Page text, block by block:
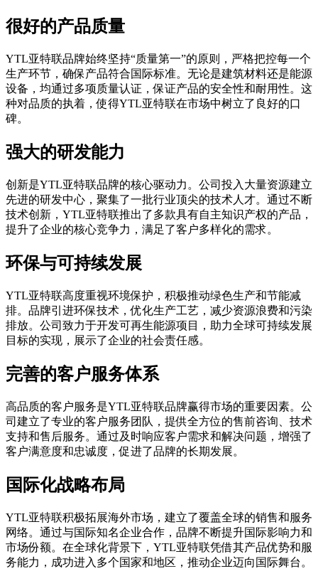
很好的产品质量
YTL亚特联品牌始终坚持“质量第一”的原则，严格把控每一个
生产环节，确保产品符合国际标准。无论是建筑材料还是能源
设备，均通过多项质量认证，保证产品的安全性和耐用性。这
种对品质的执着，使得YTL亚特联在市场中树立了良好的口
碑。
强大的研发能力
创新是YTL亚特联品牌的核心驱动力。公司投入大量资源建立
先进的研发中心，聚集了一批行业顶尖的技术人才。通过不断
技术创新，YTL亚特联推出了多款具有自主知识产权的产品，
提升了企业的核心竞争力，满足了客户多样化的需求。
环保与可持续发展
YTL亚特联高度重视环境保护，积极推动绿色生产和节能减
排。品牌引进环保技术，优化生产工艺，减少资源浪费和污染
排放。公司致力于开发可再生能源项目，助力全球可持续发展
目标的实现，展示了企业的社会责任感。
完善的客户服务体系
高品质的客户服务是YTL亚特联品牌赢得市场的重要因素。公
司建立了专业的客户服务团队，提供全方位的售前咨询、技术
支持和售后服务。通过及时响应客户需求和解决问题，增强了
客户满意度和忠诚度，促进了品牌的长期发展。
国际化战略布局
YTL亚特联积极拓展海外市场，建立了覆盖全球的销售和服务
网络。通过与国际知名企业合作，品牌不断提升国际影响力和
市场份额。在全球化背景下，YTL亚特联凭借其产品优势和服
务能力，成功进入多个国家和地区，推动企业迈向国际舞台。